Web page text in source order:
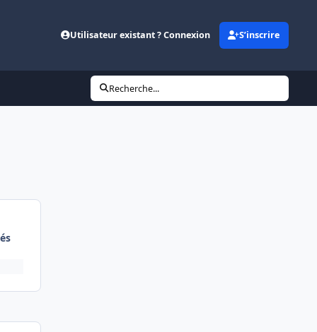
Utilisateur existant ? Connexion S’inscrire
Recherche...